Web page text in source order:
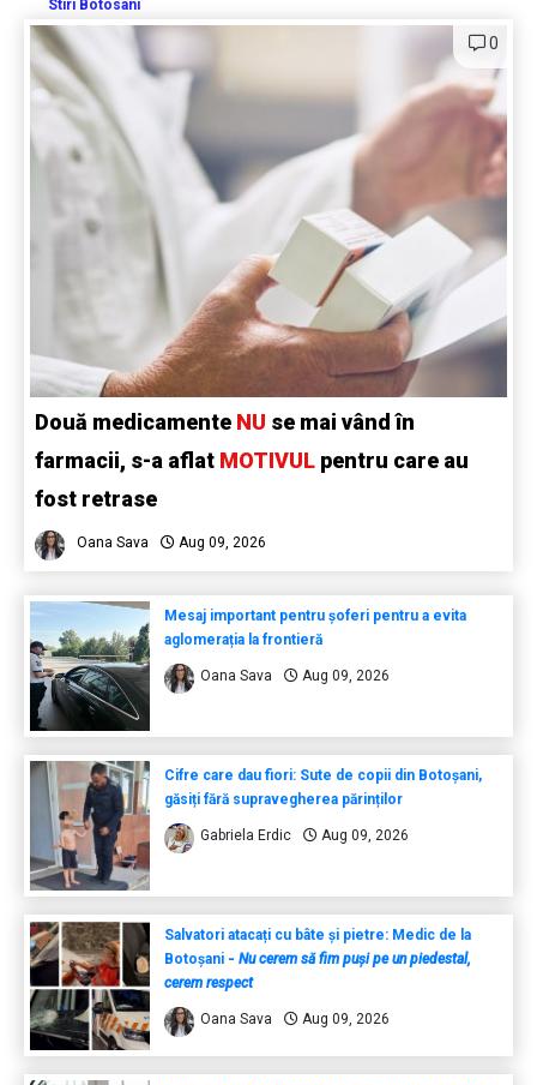
Stiri Botosani
0
Două medicamente NU se mai vând în
farmacii, s-a aflat MOTIVUL pentru care au
fost retrase
Oana Sava Aug 09, 2026
Mesaj important pentru șoferi pentru a evita
aglomerația la frontieră
Oana Sava Aug 09, 2026
Cifre care dau fiori: Sute de copii din Botoșani,
găsiți fără supravegherea părinților
Gabriela Erdic Aug 09, 2026
Salvatori atacați cu bâte și pietre: Medic de la
Botoșani - Nu cerem să fim puși pe un piedestal,
cerem respect
Oana Sava Aug 09, 2026